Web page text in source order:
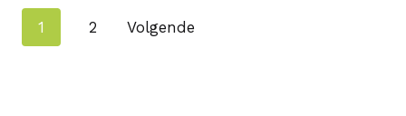
Navigatie
1 2 Volgende